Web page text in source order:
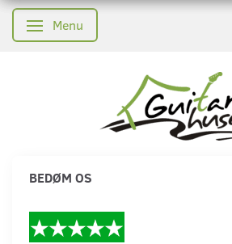
Skifte navigation
Menu
BEDØM OS